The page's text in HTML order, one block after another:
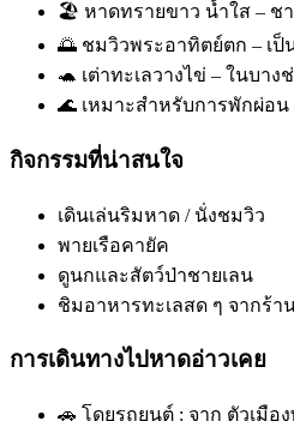
🏖️ หาดทรายขาว น้ำใส – ช
🌅 ชมวิวพระอาทิตย์ตก – เ
🐢 เต่าทะเลวางไข่ – ในบา
🌊 เหมาะสำหรับการพักผ่อ
กิจกรรมที่น่าสนใจ
เดินเล่นริมหาด / นั่งชมวิว
พายเรือคายัค
ดูนกและสัตว์ป่าชายเลน
ชิมอาหารทะเลสด ๆ จากร้า
การเดินทางไปหาดอ่าวเคย
🚗 โดยรถยนต์ : จาก ตัวเมือ